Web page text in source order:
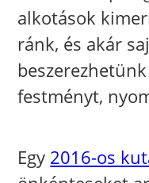
alkotások
ránk, és akár
festményt,
Egy 2016-os